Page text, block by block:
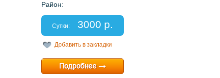
Район:
Спальных мест: 2+1
Отчетные документы: есть
Сутки: 3000 р.
Добавить в закладки
Минимальный срок:1 суток
Расчетный час:12:00